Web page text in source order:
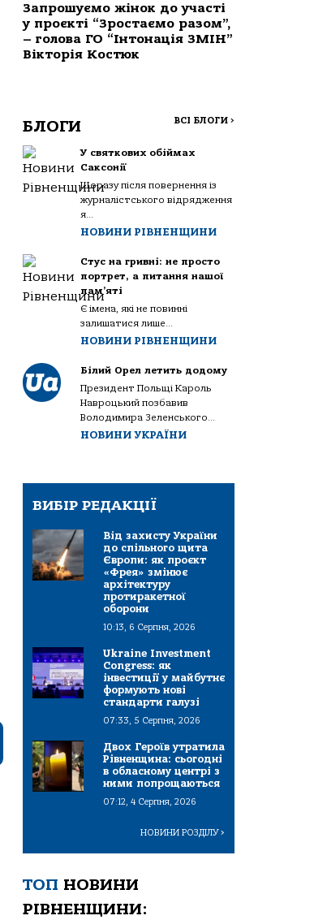
Запрошуємо жінок до участі
у проєкті “Зростаємо разом”,
– голова ГО “Інтонація ЗМІН”
Вікторія Костюк
БЛОГИ ВСІ БЛОГИ >
У святкових обіймах
Саксонії
Щоразу після повернення із
журналістського відрядження
я...
НОВИНИ РІВНЕНЩИНИ
Стус на гривні: не просто
портрет, а питання нашої
пам’яті
Є імена, які не повинні
залишатися лише...
НОВИНИ РІВНЕНЩИНИ
Білий Орел летить додому
Президент Польщі Кароль
Навроцький позбавив
Володимира Зеленського...
НОВИНИ УКРАЇНИ
ВИБІР РЕДАКЦІЇ
Від захисту України
до спільного щита
Європи: як проєкт
«Фрея» змінює
архітектуру
протиракетної
оборони
10:13, 6 Серпня, 2026
Ukraine Investment
Congress: як
інвестиції у майбутнє
формують нові
стандарти галузі
07:33, 5 Серпня, 2026
Двох Героїв утратила
Рівненщина: сьогодні
в обласному центрі з
ними попрощаються
07:12, 4 Серпня, 2026
НОВИНИ РОЗДІЛУ>
ТОП НОВИНИ
РІВНЕНЩИНИ: